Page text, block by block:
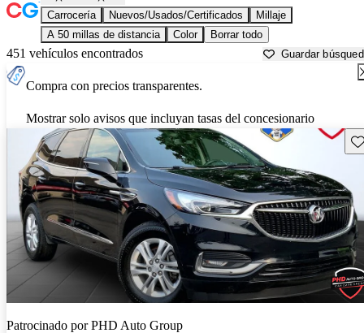
Carrocería Nuevos/Usados/Certificados
Millaje
A 50 millas de distancia
Color Borrar todo
451 vehículos encontrados Guardar
Compra con precios transparentes.
Mostrar solo avisos que incluyan tasas del concesionario
Patrocinado porPHD Auto Group